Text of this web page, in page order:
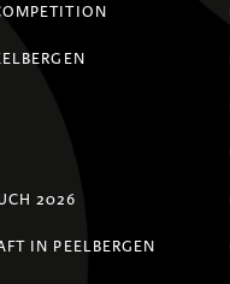
2026
IN PEELBERGEN